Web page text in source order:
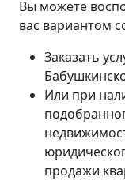
Вы можете
вас вариантом
Заказать
Или при
продажи